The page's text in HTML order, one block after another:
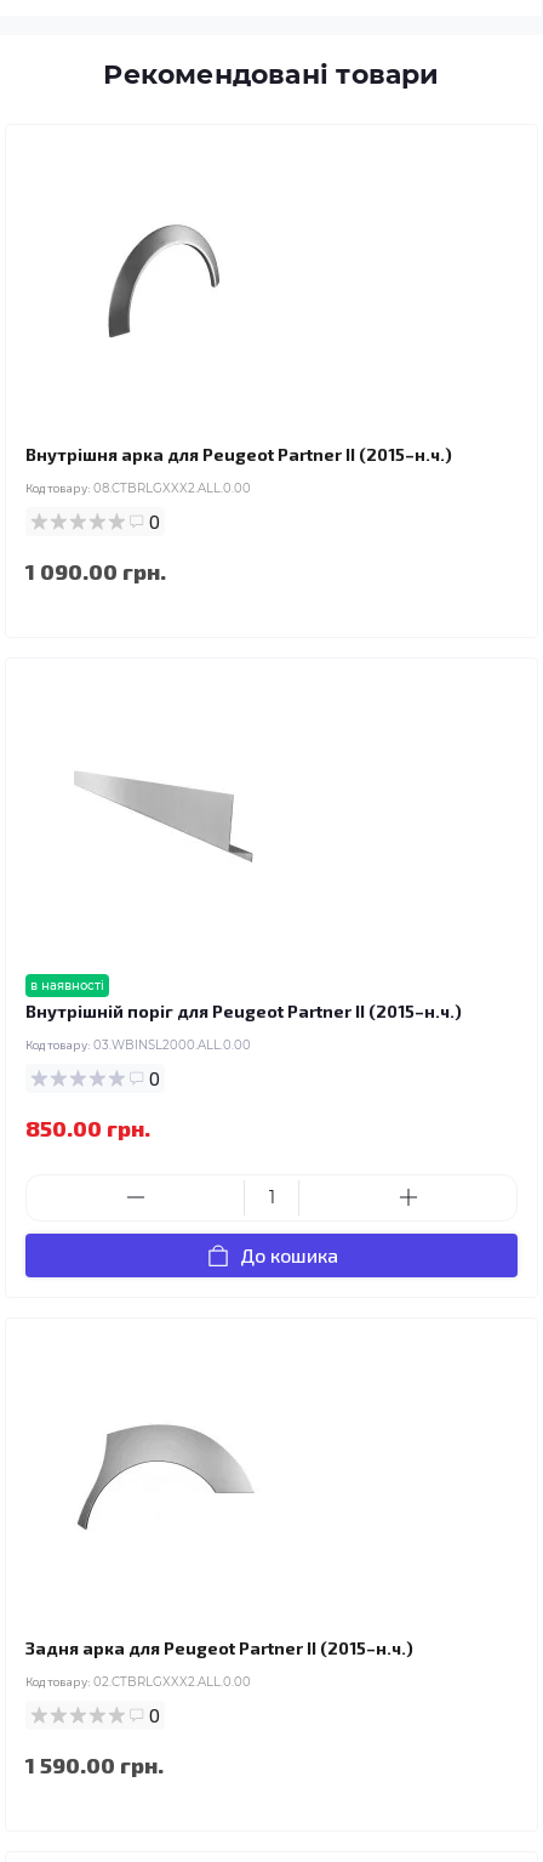
Рекомендовані товари
Внутрішня арка для Peugeot Partner II (2015–н.ч.)
Код товару: 08.CTBRLGXXX2.ALL.0.00
0
1 090.00 грн.
в наявності
Внутрішній поріг для Peugeot Partner II (2015–н.ч.)
Код товару: 03.WBINSL2000.ALL.0.00
0
850.00 грн.
До кошика
Задня арка для Peugeot Partner II (2015–н.ч.)
Код товару: 02.CTBRLGXXX2.ALL.0.00
0
1 590.00 грн.